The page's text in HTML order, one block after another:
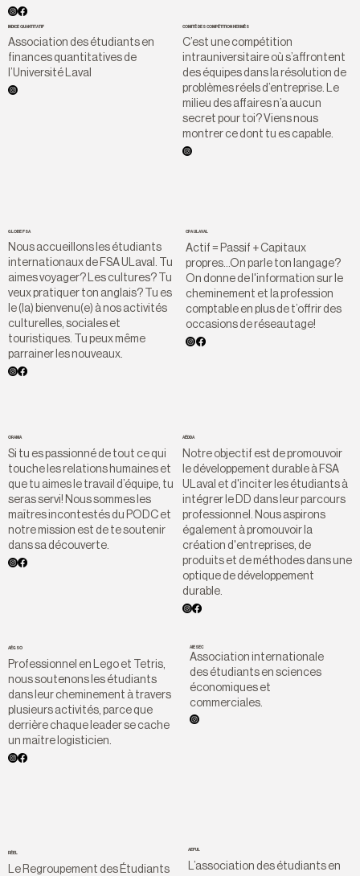
AEFUL
L’association des étudiants en
INDICE QUANTITATIF
Association des étudiants en
finances quantitatives de
l’Université Laval
COMITÉ DES COMPÉTITION HERMÈS
C’est une compétition
intrauniversitaire où s’affrontent
des équipes dans la résolution de
problèmes réels d’entreprise. Le
milieu des affaires n’a aucun
secret pour toi? Viens nous
montrer ce dont tu es capable.
GLOBE FSA
Nous accueillons les étudiants
internationaux de FSA ULaval. Tu
aimes voyager? Les cultures? Tu
veux pratiquer ton anglais? Tu es
le (la) bienvenu(e) à nos activités
culturelles, sociales et
touristiques. Tu peux même
parrainer les nouveaux.
CPA ULAVAL
Actif = Passif + Capitaux
propres...On parle ton langage?
On donne de l'information sur le
cheminement et la profession
comptable en plus de t’offrir des
occasions de réseautage!
ORAMA
Si tu es passionné de tout ce qui
touche les relations humaines et
que tu aimes le travail d’équipe, tu
seras servi! Nous sommes les
maîtres incontestés du PODC et
notre mission est de te soutenir
dans sa découverte.
AÉGSO
Professionnel en Lego et Tetris,
nous soutenons les étudiants
dans leur cheminement à travers
plusieurs activités, parce que
derrière chaque leader se cache
un maître logisticien.
AÉDDA
Notre objectif est de promouvoir
le développement durable à FSA
ULaval et d'inciter les étudiants à
intégrer le DD dans leur parcours
professionnel. Nous aspirons
également à promouvoir la
création d'entreprises, de
produits et de méthodes dans une
optique de développement
durable.
RÉEL
Le Regroupement des Étudiants
AIESEC
Association internationale
des étudiants en sciences
économiques et
commerciales.